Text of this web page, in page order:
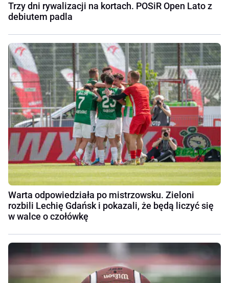
Trzy dni rywalizacji na kortach. POSiR Open Lato z
debiutem padla
Warta odpowiedziała po mistrzowsku. Zieloni
rozbili Lechię Gdańsk i pokazali, że będą liczyć się
w walce o czołówkę